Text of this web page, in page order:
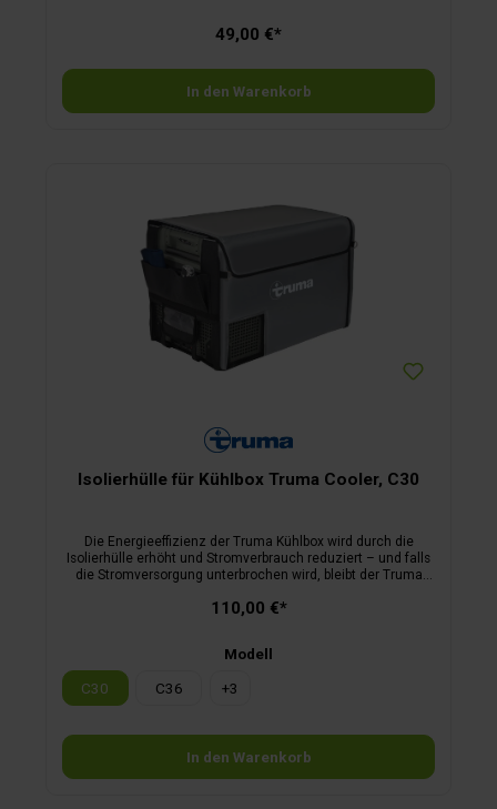
49,00 €*
In den Warenkorb
Isolierhülle für Kühlbox Truma Cooler, C30
Die Energieeffizienz der Truma Kühlbox wird durch die
Isolierhülle erhöht und Stromverbrauch reduziert – und falls
die Stromver­sorgung unterbrochen wird, bleibt der Truma
Isolierhüllen erhältlich. Ihre robuste Nylon­außenseite schützt
110,00 €*
Modell
C30
C36 +3
In den Warenkorb